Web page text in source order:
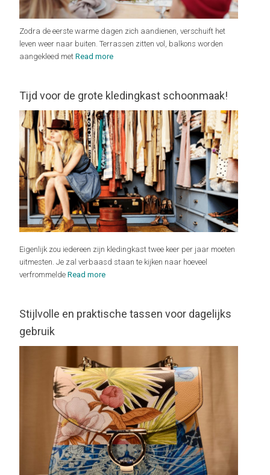
Zodra de eerste warme dagen zich aandienen, verschuift het
leven weer naar buiten. Terrassen zitten vol, balkons worden
aangekleed metRead more
Tijd voor de grote kledingkast schoonmaak!
Eigenlijk zou iedereen zijn kledingkast twee keer per jaar moeten
uitmesten. Je zal verbaasd staan te kijken naar hoeveel
verfrommeldeRead more
Stijlvolle en praktische tassen voor dagelijks
gebruik